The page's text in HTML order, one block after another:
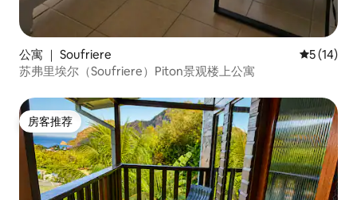
公寓 ｜ Soufriere 平均评分
5 (14)
苏弗里埃尔（Soufriere）Piton景观楼上公寓
房客推荐
房客推荐